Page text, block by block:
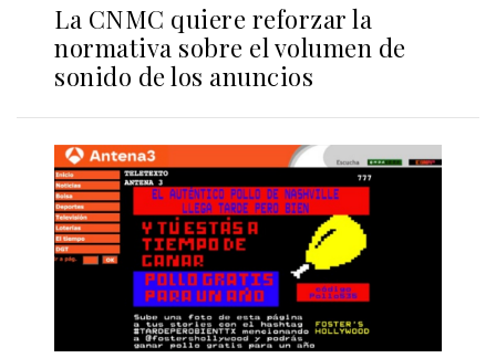
La CNMC quiere reforzar la
normativa sobre el volumen de
sonido de los anuncios